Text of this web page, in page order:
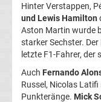
League
Tabelle
Formel
Hinter Verstappen,
und Lewis Hamilton
Aston Martin wurde
starker Sechster.
letzte F1-Fahrer, der
Auch Fernando
Russel, Nicolas
Punkteränge. Mick